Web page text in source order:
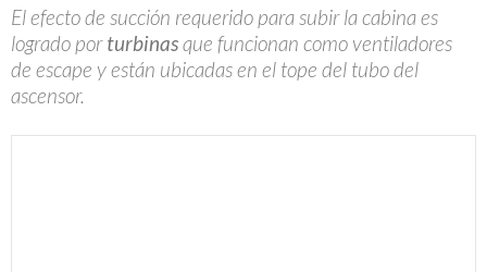
El efecto de succión requerido para subir la cabina es
logrado porturbinasque funcionan como ventiladores
de escape y están ubicadas en el tope del tubo del
ascensor.